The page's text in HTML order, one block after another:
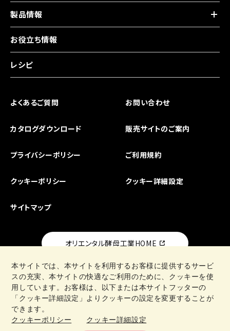
製品情報
お役立ち情報
レシピ
よくあるご質問 お問い合わせ
カタログダウンロード 販売サイトのご案内
プライバシーポリシー ご利用規約
クッキーポリシー クッキー詳細設定
サイトマップ
オリエンタル酵母工業HOME
日清製粉グループ
Copyright © Oriental Yeast Co., ltd. All Rights Reseved.
本サイトでは、本サイトを利用するお客様に提供するサービ
スの充実、本サイトの快適なご利用のために、クッキーを使
用しています。お客様は、以下または本サイトフッターの
「クッキー詳細設定」よりクッキーの設定を変更することが
できます。
クッキーポリシー
クッキー詳細設定